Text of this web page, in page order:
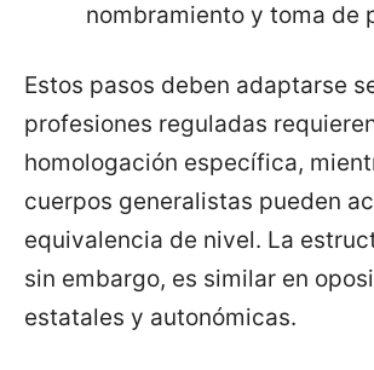
nombramiento y toma de
Estos pasos deben adaptarse
profesiones reguladas
homologación específica,
cuerpos generalistas pueden
equivalencia de nivel. La
sin embargo, es similar en
estatales y autonómicas.